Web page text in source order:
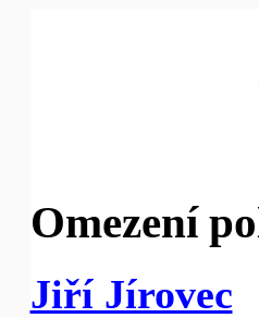
Omezení
Jiří Jírovec